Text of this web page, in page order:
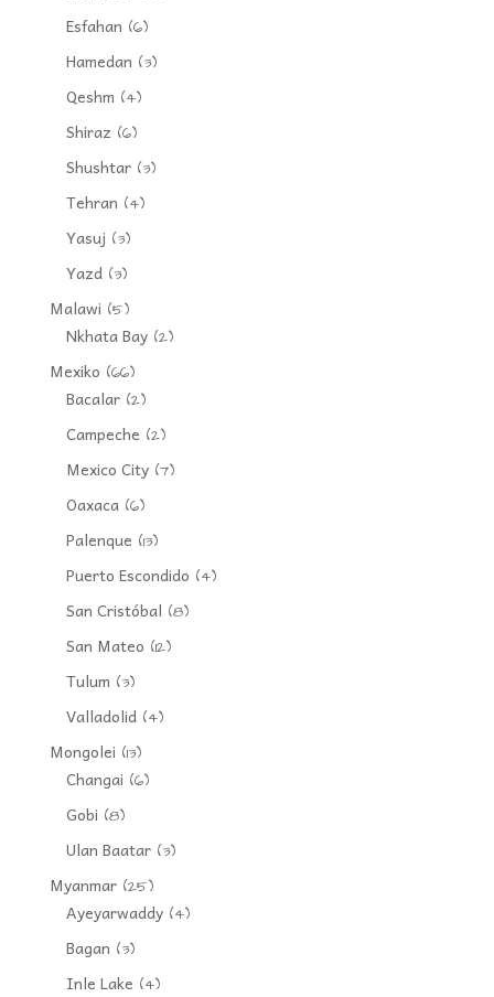
Esfahan (6)
Hamedan (3)
Qeshm (4)
Shiraz (6)
Shushtar(3)
Tehran (4)
Yasuj (3)
Yazd(3)
Malawi (5)
Nkhata Bay(2)
Mexiko (66)
Bacalar(2)
Campeche (2)
Mexico City(7)
Oaxaca(6)
Palenque (13)
Puerto Escondido (4)
San Cristóbal (8)
San Mateo (12)
Tulum (3)
Valladolid(4)
Mongolei (13)
Changai (6)
Gobi (8)
Ulan Baatar(3)
Myanmar(25)
Ayeyarwaddy(4)
Bagan (3)
Inle Lake (4)